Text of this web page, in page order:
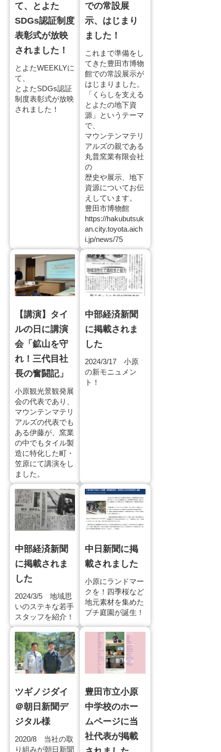
て、とよた
SDGs認証制度
表彰式が放映
されました！
とよたWEEKLYに
て、
とよたSDGs認証
制度表彰式が放映
されました！
での常設展
示、はじまり
ました！
これまで準備をし
てきた豊田市博物
館での常設展示が
はじまりました。
「くらしを支える
とよたの地下資
源」というテーマ
で、
マウンテンマテリ
アルズの親である
丸普窯業有限会社
の
歴史や展示、地下
資源についてお伝
えしています。
豊田市博物館
https://hakubutsuk
an.city.toyota.aich
i.jp/news/75
【講演】タイ
ルの日に講演
会「鉱山を守
れ！三代目社
長の奮闘記」
小原観光景観発展
会の代表であり、
マウンテンマテリ
アルズの代表でも
ある伊藤が、窯業
の中でもタイル製
造に特化した町・
笠原にて講演をし
ました。
中部経済新聞
に掲載されま
した
2024/3/17 小原
の新モニュメン
ト！
中部経済新聞
に掲載されま
した
2024/3/5 地域思
いのステキな若手
スタッフを紹介！
中日新聞に掲
載されました
小原にランドマー
クを！四季桜など
地元素材を集めた
プチ庭園が誕生！
ツギノジダイ
＠朝日新聞デ
ジタル様
2020/8 当社の取
り組みが朝日新聞
豊田市立小原
中学校のホー
ムページに当
社代表が掲載